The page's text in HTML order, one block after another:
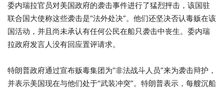
委内瑞拉官员对美国政府的袭击事件进行了猛烈抨击，该国驻
联合国大使称这些袭击是“法外处决”。他们还坚决否认毒贩在该
国活动，并且尚未承认有任何公民在船只袭击中丧生。委内瑞
拉政府发言人没有回应置评请求。
特朗普政府通过宣布贩毒集团为“非法战斗人员”来为袭击辩护，
并表示美国现在与他们处于“武装冲突”。特朗普表示，每艘沉船